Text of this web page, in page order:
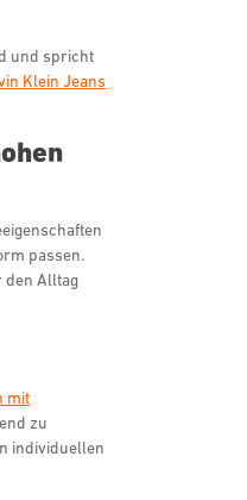
und spricht
Klein Jeans
passen.
den Alltag
mit
zu
individuellen